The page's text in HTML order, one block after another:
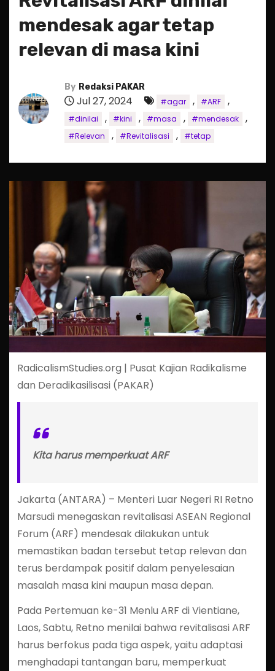
mendesak agar tetap
relevan di masa kini
By Redaksi PAKAR
Jul 27, 2024 #agar , #ARF ,
#dinilai , #kini , #masa , #mendesak ,
#Relevan , #Revitalisasi , #tetap
RadicalismStudies.org | Pusat Kajian Radikalisme
dan Deradikasilisasi (PAKAR)
Kita harus memperkuat ARF
Jakarta (ANTARA) – Menteri Luar Negeri RI Retno
Marsudi menegaskan revitalisasi ASEAN Regional
Forum (ARF) mendesak dilakukan untuk
memastikan badan tersebut tetap relevan dan
terus berdampak positif dalam penyelesaian
masalah masa kini maupun masa depan.
Pada Pertemuan ke-31 Menlu ARF di Vientiane,
Laos, Sabtu, Retno menilai bahwa revitalisasi ARF
harus berfokus pada tiga aspek, yaitu adaptasi
menghadapi tantangan baru, memperkuat